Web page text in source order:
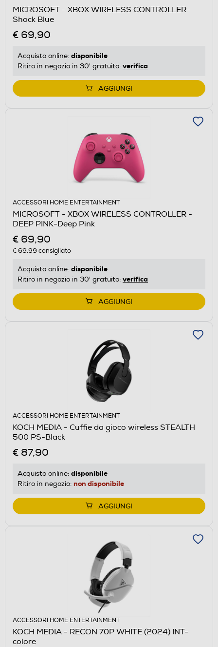
MICROSOFT - XBOX WIRELESS CONTROLLER-
Shock Blue
€ 69,90
Acquisto online: disponibile
Ritiro in negozio in 30' gratuito: verifica
AGGIUNGI
ACCESSORI HOME ENTERTAINMENT
MICROSOFT - XBOX WIRELESS CONTROLLER -
DEEP PINK-Deep Pink
€ 69,90
€ 69,99 consigliato
Acquisto online: disponibile
Ritiro in negozio in 30' gratuito: verifica
AGGIUNGI
ACCESSORI HOME ENTERTAINMENT
KOCH MEDIA - Cuffie da gioco wireless STEALTH
500 PS-Black
€ 87,90
Acquisto online: disponibile
Ritiro in negozio: non disponibile
AGGIUNGI
ACCESSORI HOME ENTERTAINMENT
KOCH MEDIA - RECON 70P WHITE (2024) INT-
colore